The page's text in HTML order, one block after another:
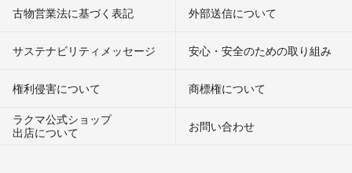
古物営業法に基づく表記 外部送信について
サステナビリティメッセージ 安心・安全のための取り組み
権利侵害について
商標権について
ラクマ公式ショップ
出店について
お問い合わせ